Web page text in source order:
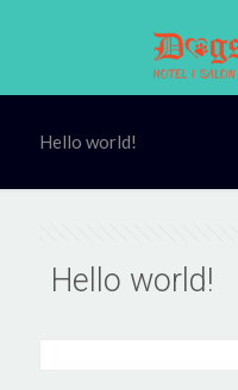
Hello world!
Hello world!